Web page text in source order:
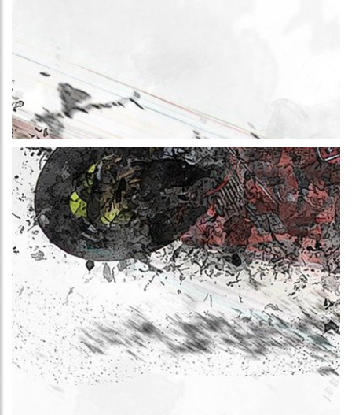
Más información